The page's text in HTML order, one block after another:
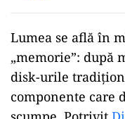
Lumea se află în
„memorie”: după
disk-urile
componente care